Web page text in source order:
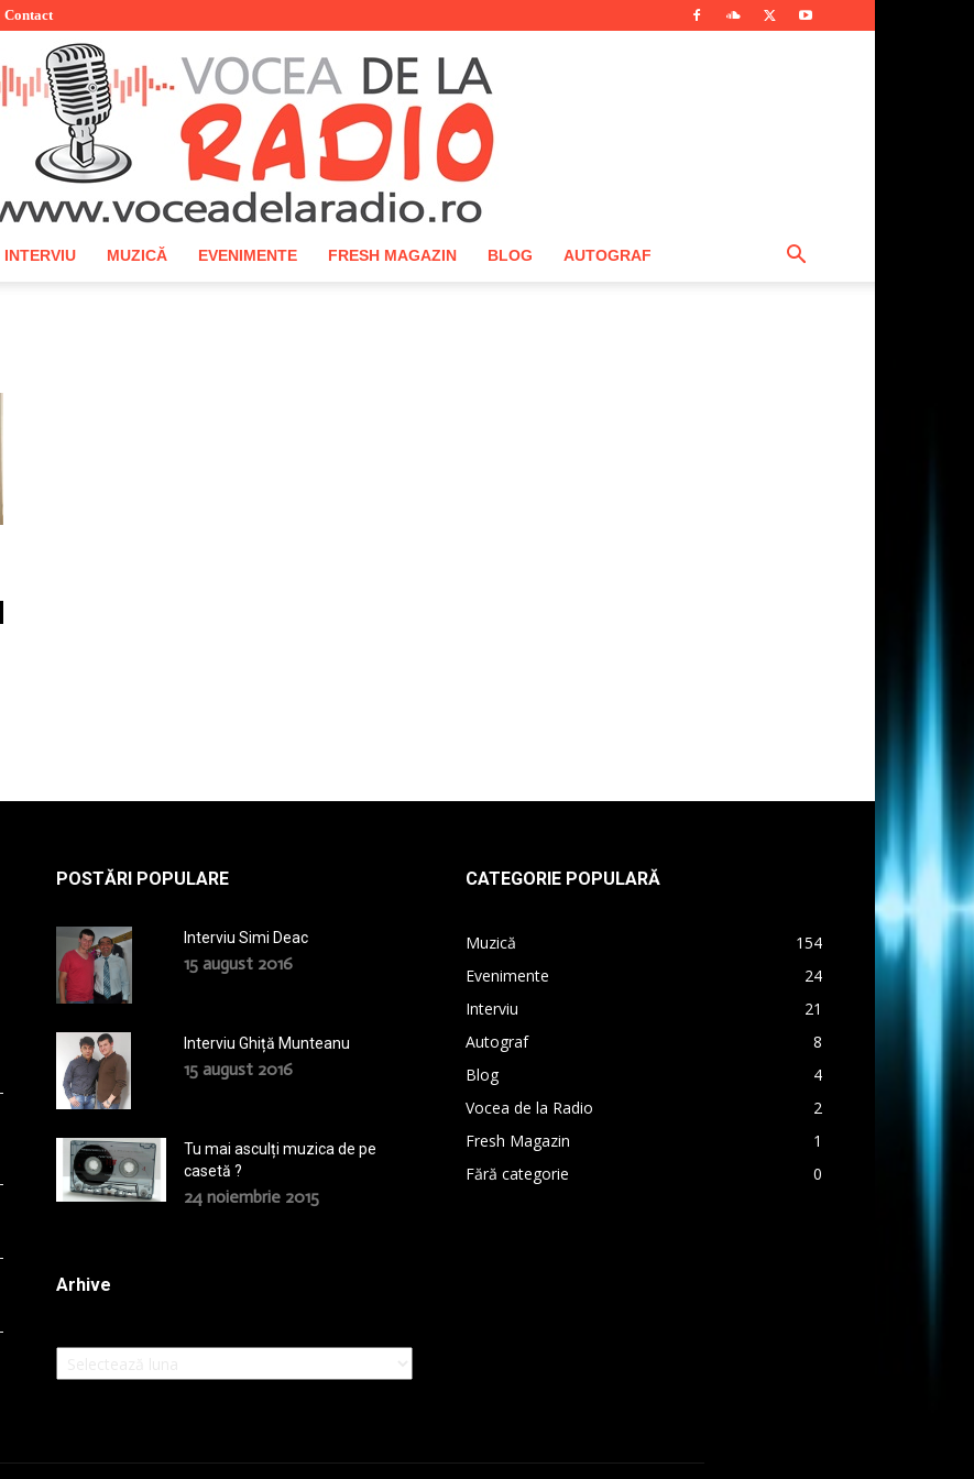
Contact
INTERVIU MUZICĂ EVENIMENTE FRESH MAGAZIN BLOG AUTOGRAF
POSTĂRI POPULARE
Interviu Simi Deac
15 august 2016
Interviu Ghiță Munteanu
15 august 2016
Tu mai asculți muzica de pe
casetă ?
24 noiembrie 2015
Arhive
Arhive
CATEGORIE POPULARĂ
Muzică
154
Evenimente
24
Interviu
21
Autograf
8
Blog
4
Vocea de la Radio
2
Fresh Magazin
1
Fără categorie
0